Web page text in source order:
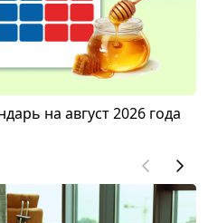
на август 2026 года